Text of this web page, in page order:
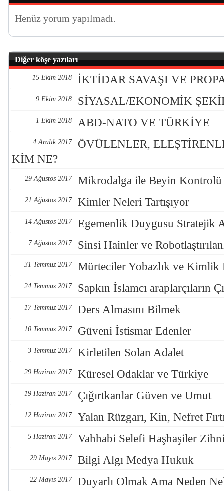
Henüz yorum yapılmadı.
Diğer köşe yazıları
15 Ekim 2018 İKTİDAR SAVAŞI VE
9 Ekim 2018 SİYASAL/EKONOMİK
1 Ekim 2018 ABD-NATO VE TÜRKİYE
4 Aralık 2017
ÖVÜLENLER,
KİM NE?
29 Ağustos 2017 Mikrodalga ile Beyin Kontrolü
21 Ağustos 2017 Kimler Neleri Tartışıyor
14 Ağustos 2017 Egemenlik Duygusu Stratejik
7 Ağustos 2017 Sinsi Hainler ve
31 Temmuz 2017 Mürteciler Yobazlık ve Kimlik
24 Temmuz 2017 Sapkın İslamcı araplarçıların
17 Temmuz 2017 Ders Almasını Bilmek
10 Temmuz 2017 Güveni İstismar Edenler
3 Temmuz 2017 Kirletilen Solan Adalet
29 Haziran 2017 Küresel Odaklar ve Türkiye
19 Haziran 2017 Çığırtkanlar Güven ve Umut
12 Haziran 2017 Yalan Rüzgarı, Kin, Nefret
5 Haziran 2017 Vahhabi Selefi Haşhaşiler
29 Mayıs 2017 Bilgi Algı Medya Hukuk
22 Mayıs 2017 Duyarlı Olmak Ama Neden